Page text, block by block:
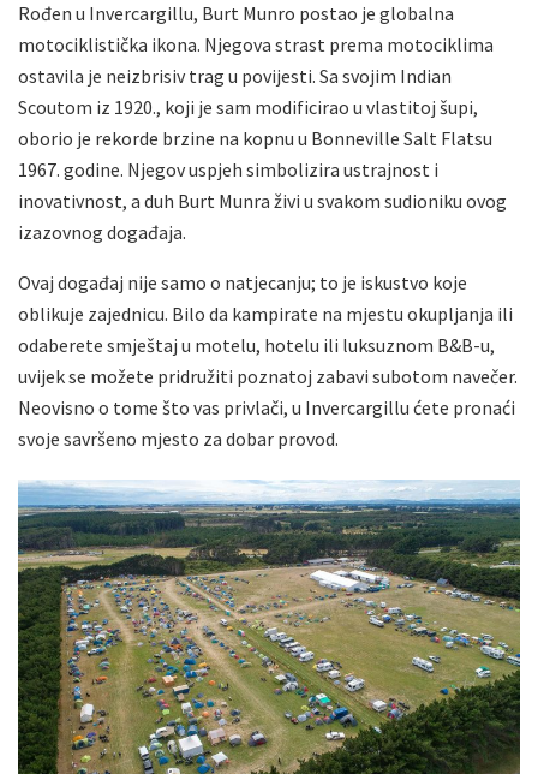
Rođen u Invercargillu, Burt Munro postao je globalna
motociklistička ikona. Njegova strast prema motociklima
ostavila je neizbrisiv trag u povijesti. Sa svojim Indian
Scoutom iz 1920., koji je sam modificirao u vlastitoj šupi,
oborio je rekorde brzine na kopnu u Bonneville Salt Flatsu
1967. godine. Njegov uspjeh simbolizira ustrajnost i
inovativnost, a duh Burt Munra živi u svakom sudioniku ovog
izazovnog događaja.
Ovaj događaj nije samo o natjecanju; to je iskustvo koje
oblikuje zajednicu. Bilo da kampirate na mjestu okupljanja ili
odaberete smještaj u motelu, hotelu ili luksuznom B&B-u,
uvijek se možete pridružiti poznatoj zabavi subotom navečer.
Neovisno o tome što vas privlači, u Invercargillu ćete pronaći
svoje savršeno mjesto za dobar provod.